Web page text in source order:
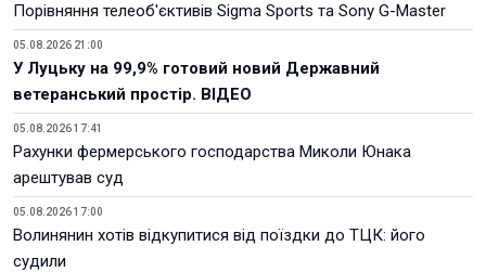
Порівняння телеоб'єктивів Sigma Sports та Sony G-Master
05.08.2026 21:00
У Луцьку на 99,9% готовий новий Державний
ветеранський простір. ВІДЕО
05.08.2026 17:41
Рахунки фермерського господарства Миколи Юнака
арештував суд
05.08.2026 17:00
Волинянин хотів відкупитися від поїздки до ТЦК: його
судили